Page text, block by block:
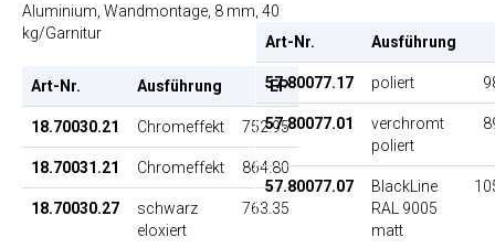
Aluminium, Wandmontage, 8 mm, 40
kg/Garnitur
Art-Nr. Ausführung EP
18.70030.21 Chromeffekt 752.95
18.70031.21 Chromeffekt 864.80
18.70030.27
schwarz
eloxiert
763.35
Art-Nr. Ausführung
57.80077.17 poliert
57.80077.01
verchromt
poliert
57.80077.07
BlackLine
RAL 9005
matt